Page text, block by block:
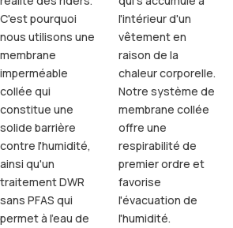
C'est pourquoi
nous utilisons une
membrane
imperméable
collée qui
constitue une
solide barrière
contre l'humidité,
ainsi qu'un
traitement DWR
sans PFAS qui
permet à l'eau de
l'intérieur d'un
vêtement en
raison de la
chaleur corporelle.
Notre système de
membrane collée
offre une
respirabilité de
premier ordre et
favorise
l'évacuation de
l'humidité.